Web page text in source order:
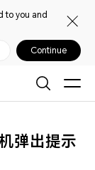
to you and
Continue
弹出提示